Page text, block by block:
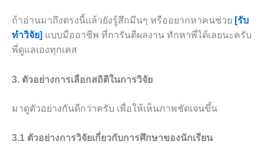
ถ้าอ่านมาถึงตรงนี้แล้วยังรู้สึกมึนๆ หรืออยากหาคนช่วย [รับ
ทำวิจัย] แบบมืออาชีพ ที่การันตีผลงาน ทักหาพี่ได้เลยนะครับ
พี่ดูแลเองทุกเคส
3. ตัวอย่างการเลือกสถิติในการวิจัย
มาดูตัวอย่างกันดีกว่าครับ เพื่อให้เห็นภาพชัดเจนขึ้น
3.1 ตัวอย่างการวิจัยเกี่ยวกับการศึกษาของนักเรียน